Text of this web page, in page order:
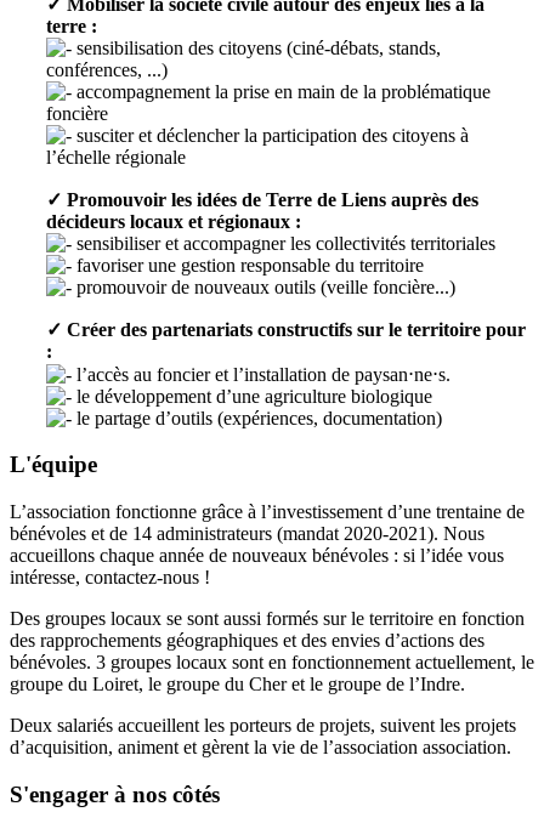
terre :
sensibilisation des citoyens (ciné-débats, stands,
conférences, ...)
accompagnement la prise en main de la problématique
foncière
susciter et déclencher la participation des citoyens à
l’échelle régionale
✓ Promouvoir les idées de Terre de Liens auprès des
décideurs locaux et régionaux :
sensibiliser et accompagner les collectivités territoriales
favoriser une gestion responsable du territoire
promouvoir de nouveaux outils (veille foncière...)
✓ Créer des partenariats constructifs sur le territoire pour
:
l’accès au foncier et l’installation de paysan⋅ne⋅s.
le développement d’une agriculture biologique
le partage d’outils (expériences, documentation)
L'équipe
L’association fonctionne grâce à l’investissement d’une trentaine de
bénévoles et de 14 administrateurs (mandat 2020-2021). Nous
accueillons chaque année de nouveaux bénévoles : si l’idée vous
intéresse, contactez-nous !
Des groupes locaux se sont aussi formés sur le territoire en fonction
des rapprochements géographiques et des envies d’actions des
bénévoles. 3 groupes locaux sont en fonctionnement actuellement, le
groupe du Loiret, le groupe du Cher et le groupe de l’Indre.
Deux salariés accueillent les porteurs de projets, suivent les projets
d’acquisition, animent et gèrent la vie de l’association association.
S'engager à nos côtés